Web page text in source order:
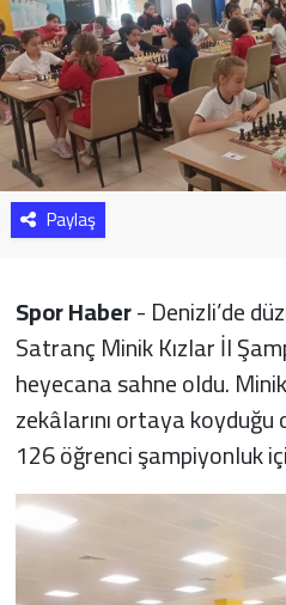
Paylaş
Spor Haber- Denizli’de
Satranç Minik Kızlar İl
heyecana sahne oldu.
zekâlarını ortaya
126 öğrenci şampiyonluk
Yazarlar
Resmi İlan
Resmi Reklam